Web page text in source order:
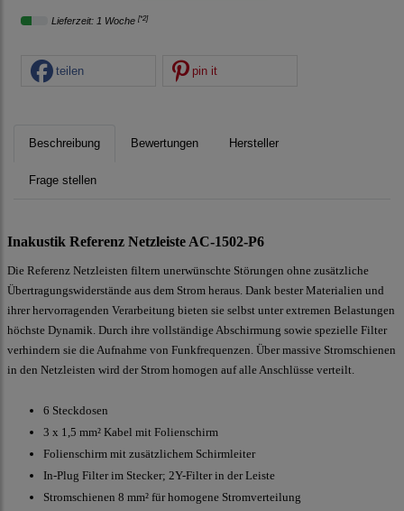
Lieferzeit: 1 Woche [*2]
teilen pin it
Beschreibung Bewertungen Hersteller
Frage stellen
Inakustik Referenz Netzleiste AC-1502-P6
Die Referenz Netzleisten filtern unerwünschte Störungen ohne zusätzliche
Übertragungswiderstände aus dem Strom heraus. Dank bester Materialien und
ihrer hervorragenden Verarbeitung bieten sie selbst unter extremen Belastungen
höchste Dynamik. Durch ihre vollständige Abschirmung sowie spezielle Filter
verhindern sie die Aufnahme von Funkfrequenzen. Über massive Stromschienen
in den Netzleisten wird der Strom homogen auf alle Anschlüsse verteilt.
6 Steckdosen
3 x 1,5 mm² Kabel mit Folienschirm
Folienschirm mit zusätzlichem Schirmleiter
In-Plug Filter im Stecker; 2Y-Filter in der Leiste
Stromschienen 8 mm² für homogene Stromverteilung